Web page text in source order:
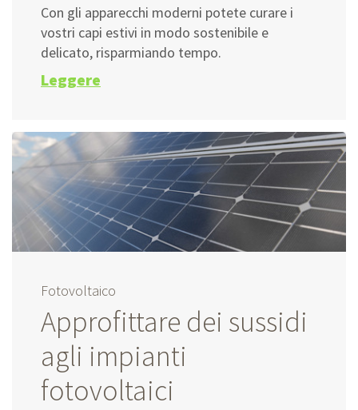
Con gli apparecchi moderni potete curare i
vostri capi estivi in modo sostenibile e
delicato, risparmiando tempo.
Leggere
Fotovoltaico
Approfittare dei sussidi
agli impianti
fotovoltaici